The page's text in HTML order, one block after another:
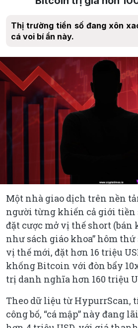
Thị trường tiền số đang xôn
cá voi bí ẩn này.
Một nhà giao dịch trên nền
người từng khiến cả giới tiền
đặt cược mở vị thế short (bán
như sách giáo khoa” hôm
vị thế mới, đặt hơn 16 triệu
khống Bitcoin với đòn bẩy
trị danh nghĩa hơn 160 triệu
Theo dữ liệu từ HypurrScan,
công bố, “cá mập” này đang